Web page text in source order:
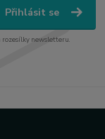
Přihlásit se
rozesílky newsletteru.